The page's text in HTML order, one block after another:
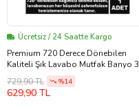
Ücretsiz / 24 Saatte Kargo
Premium 720 Derece Dönebilen
Kaliteli Şık Lavabo Mutfak Banyo 3
Fonksiyonlu Metalik Musluk Başlığı
729,90 TL %14
629,90 TL